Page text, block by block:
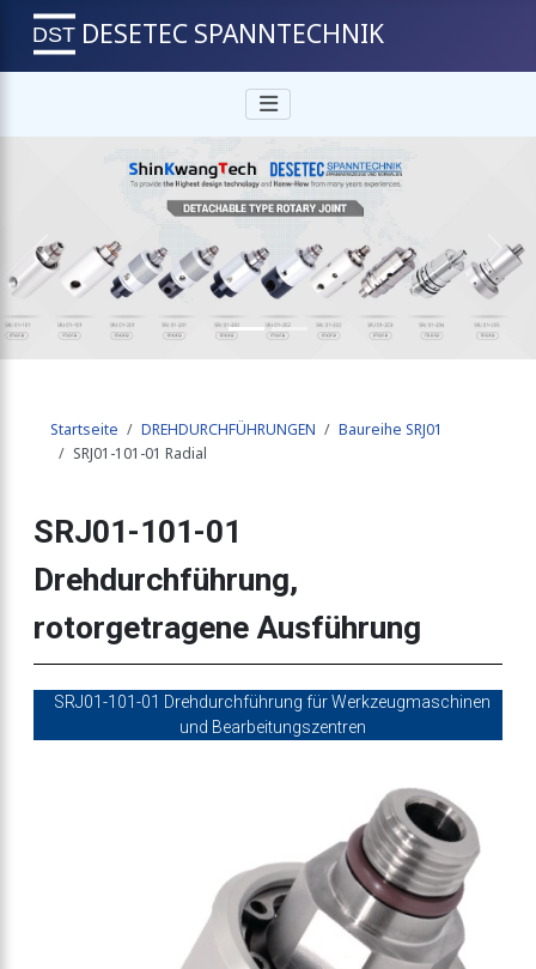
DESETEC SPANNTECHNIK
Previous Next
Startseite DREHDURCHFÜHRUNGEN
Baureihe SRJ01
SRJ01-101-01 Radial
SRJ01-101-01
Drehdurchführung,
rotorgetragene Ausführung
SRJ01-101-01 Drehdurchführung für Werkzeugmaschinen
und Bearbeitungszentren